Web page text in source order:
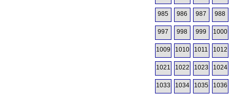
985 986 987 988
997 998 999 1000
1009 1010 1011 1012
1021 1022 1023 1024
1033 1034 1035 1036